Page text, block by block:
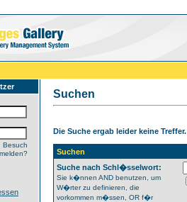
Besuch
Suchen
Die Suche ergab leider keine Treffer.
Suchen
Suche nach Schl�sselwort:
Sie k�nnen AND benutzen, um
W�rter zu definieren, die
vorkommen m�ssen, OR f�r